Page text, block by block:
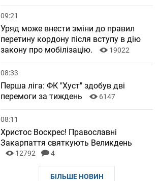
09:21
Уряд може внести зміни до правил
перетину кордону після вступу в дію
закону про мобілізацію.
19022
08:33
Перша ліга: ФК "Хуст" здобув дві
перемоги за тиждень
6147
08:11
Христос Воскрес! Православні
Закарпаття святкують Великдень
12792 4
БІЛЬШЕ НОВИН